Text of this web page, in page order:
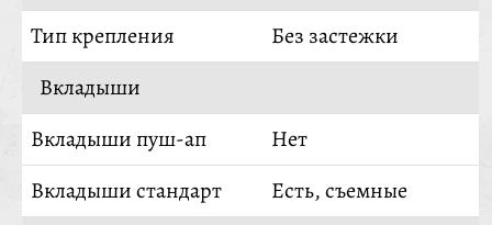
Тип крепления
Без застежки
Вкладыши
Вкладыши пуш-ап
Нет
Вкладыши стандарт
Есть, съемные